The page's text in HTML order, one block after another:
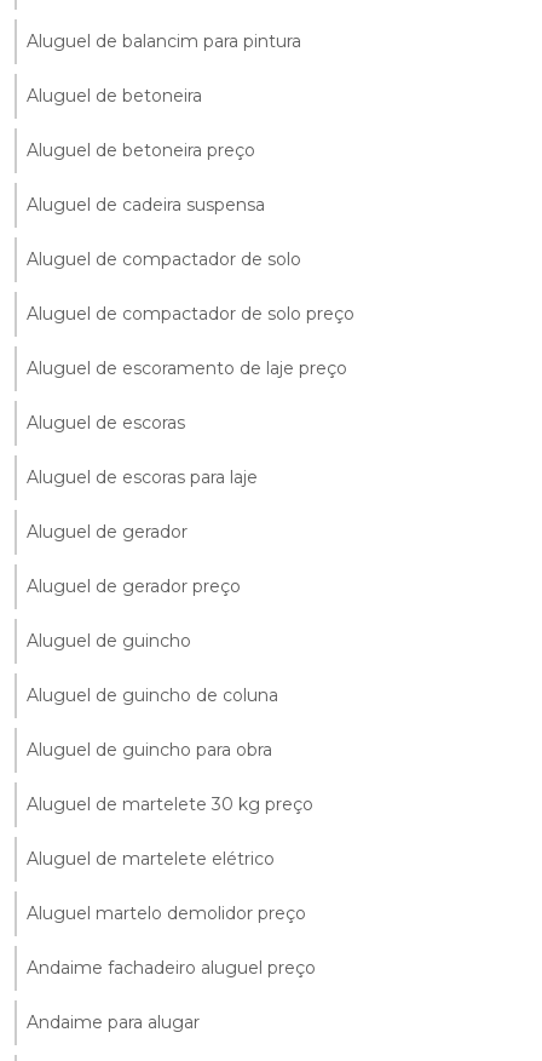
Aluguel de balancim para pintura
Aluguel de betoneira
Aluguel de betoneira preço
Aluguel de cadeira suspensa
Aluguel de compactador de solo
Aluguel de compactador de solo preço
Aluguel de escoramento de laje preço
Aluguel de escoras
Aluguel de escoras para laje
Aluguel de gerador
Aluguel de gerador preço
Aluguel de guincho
Aluguel de guincho de coluna
Aluguel de guincho para obra
Aluguel de martelete 30 kg preço
Aluguel de martelete elétrico
Aluguel martelo demolidor preço
Andaime fachadeiro aluguel preço
Andaime para alugar